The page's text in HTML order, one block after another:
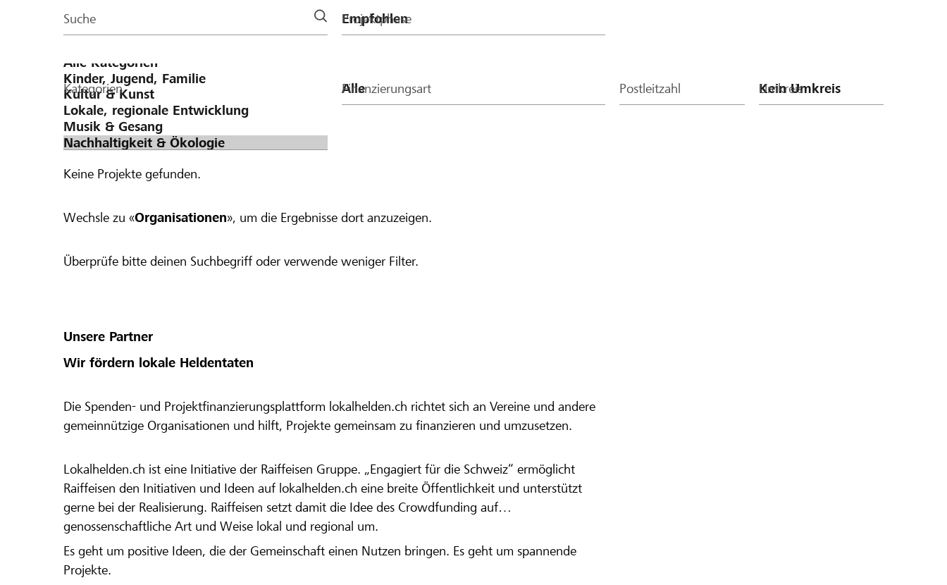
Suche Projektphase
Kategorien Finanzierungsart Postleitzahl Umkreis
Keine Projekte gefunden.
Wechsle zu «Organisationen», um die Ergebnisse dort anzuzeigen.
Überprüfe bitte deinen Suchbegriff oder verwende weniger Filter.
Unsere Partner
Wir fördern lokale Heldentaten
Die Spenden- und Projektfinanzierungsplattform lokalhelden.ch richtet sich an Vereine und andere
gemeinnützige Organisationen und hilft, Projekte gemeinsam zu finanzieren und umzusetzen.
Lokalhelden.ch ist eine Initiative der Raiffeisen Gruppe. „Engagiert für die Schweiz“ ermöglicht
Raiffeisen den Initiativen und Ideen auf lokalhelden.ch eine breite Öffentlichkeit und unterstützt
gerne bei der Realisierung. Raiffeisen setzt damit die Idee des Crowdfunding auf
genossenschaftliche Art und Weise lokal und regional um.
Es geht um positive Ideen, die der Gemeinschaft einen Nutzen bringen. Es geht um spannende
Projekte.